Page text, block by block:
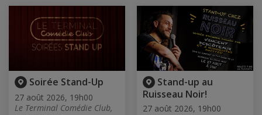
Soirée Stand-Up
27 août 2026, 19h00
Le Terminal Comédie Club,
Stand-up au
Ruisseau Noir!
27 août 2026, 19h00